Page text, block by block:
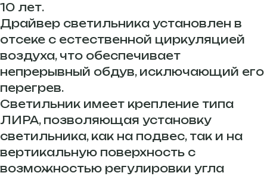
10 лет.
Драйвер светильника установлен в
отсеке с естественной циркуляцией
воздуха, что обеспечивает
непрерывный обдув, исключающий его
перегрев.
Светильник имеет крепление типа
ЛИРА, позволяющая установку
светильника, как на подвес, так и на
вертикальную поверхность с
возможностью регулировки угла